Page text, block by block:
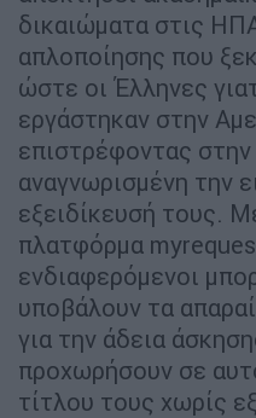
δικαιώματα στις
απλοποίησης που
ώστε οι Έλληνες
εργάστηκαν στην
επιστρέφοντας
αναγνωρισμένη την
εξειδίκευσή τους.
πλατφόρμα
ενδιαφερόμενοι
υποβάλουν τα
για την άδεια
προχωρήσουν σε
τίτλου τους χωρίς